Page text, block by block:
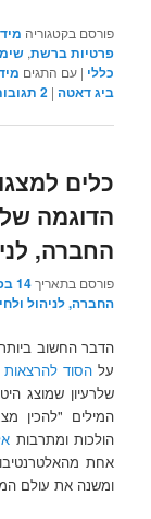
פורסם בקטגוריה
פרטיות ברשת,
כללי |עם התגים
ביג דאטה |
2
כלים
הדוגמה
החברה,
פורסם בתאריך14 בפברואר 2017
החברה, לניהול
על הסוד להרצאות
שלרעיון שמוצג
הולכות ומתרבות
אחת
ומשנה את עולם